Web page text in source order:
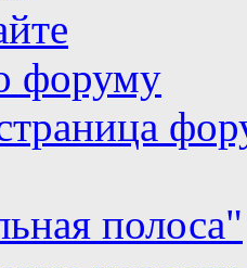
форуму
полоса"